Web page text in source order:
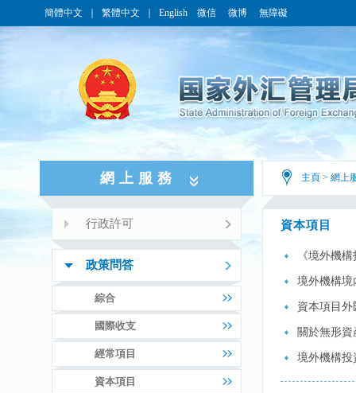
簡體中文 繁體中文 English 微信 微博 無障礙
網上服務
行政許可
政策問答
綜合
國際收支
經常項目
資本項目
主頁 > 網上
資本項目
《境外機
境外機構境
資本項目
關於無形
境外機構投